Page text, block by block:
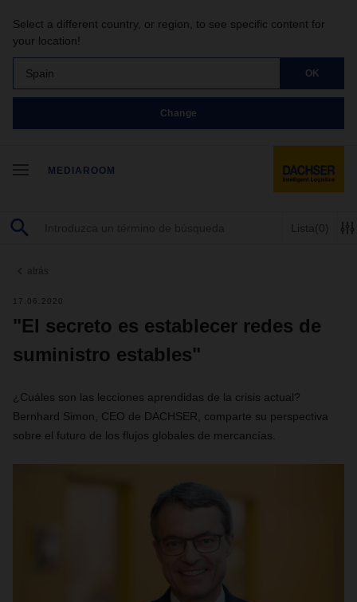
Select a different country, or region, to see specific content for
your location!
Spain OK
Change
MEDIAROOM
Lista (0)
atrás
17.06.2020
"El secreto es establecer redes de
suministro estables"
¿Cuáles son las lecciones aprendidas de la crisis actual?
Bernhard Simon, CEO de DACHSER, comparte su perspectiva
sobre el futuro de los flujos globales de mercancías.